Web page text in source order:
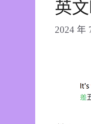
英
2024 年